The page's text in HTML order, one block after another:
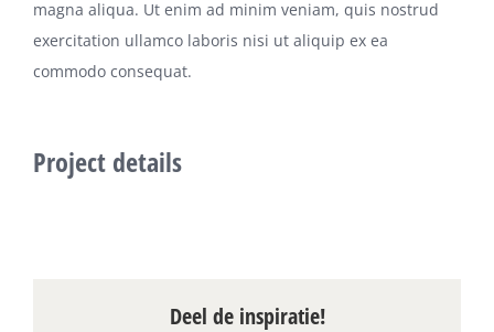
magna aliqua. Ut enim ad minim veniam, quis nostrud
exercitation ullamco laboris nisi ut aliquip ex ea
commodo consequat.
Project details
Deel de inspiratie!